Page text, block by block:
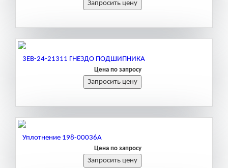
3EB-24-21311 ГНЕЗДО ПОДШИПНИКА
Цена по запросу
Уплотнение 198-00036А
Цена по запросу